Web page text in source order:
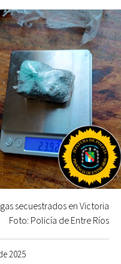
2025
secuestrados en Victoria
Foto: Policía de Entre Ríos